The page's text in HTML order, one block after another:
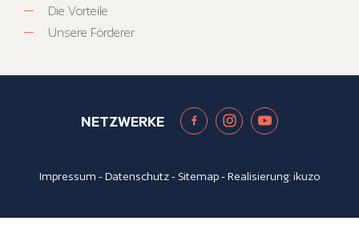
Die Vorteile
Unsere Förderer
NETZWERKE
Impressum -Datenschutz- Sitemap- Realisierung:ikuzo